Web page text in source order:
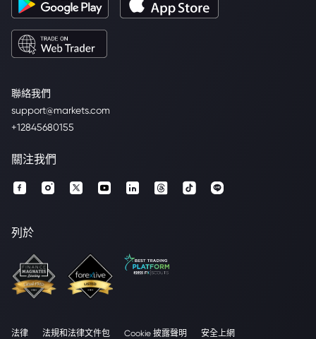
聯絡我們
support@markets.com
+12845680155
關注我們
列於
法律 法規和法律文件包 Cookie 披露聲明 安全上網